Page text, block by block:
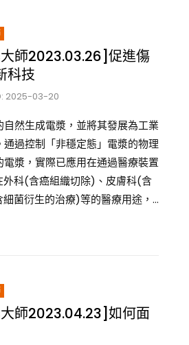
師2023.03.26]促進傷
科技
2025-03-20
然生成電漿，並將其發展為工業
過控制「非穩定態」電漿的物理
漿，實際已應用在通過醫療裝置
科(含癌組織切除)、皮膚科(含
菌衍生的治療)等的醫療用途，...
師2023.04.23]如何面